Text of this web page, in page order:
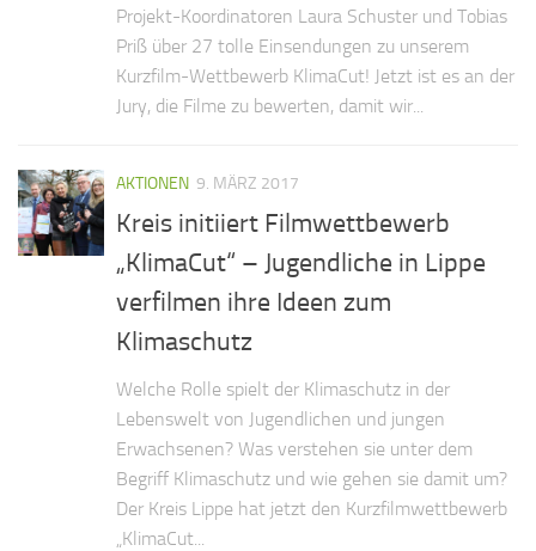
Projekt-Koordinatoren Laura Schuster und Tobias
Priß über 27 tolle Einsendungen zu unserem
Kurzfilm-Wettbewerb KlimaCut! Jetzt ist es an der
Jury, die Filme zu bewerten, damit wir...
AKTIONEN 9. MÄRZ 2017
Kreis initiiert Filmwettbewerb
„KlimaCut“ – Jugendliche in Lippe
verfilmen ihre Ideen zum
Klimaschutz
Welche Rolle spielt der Klimaschutz in der
Lebenswelt von Jugendlichen und jungen
Erwachsenen? Was verstehen sie unter dem
Begriff Klimaschutz und wie gehen sie damit um?
Der Kreis Lippe hat jetzt den Kurzfilmwettbewerb
„KlimaCut...